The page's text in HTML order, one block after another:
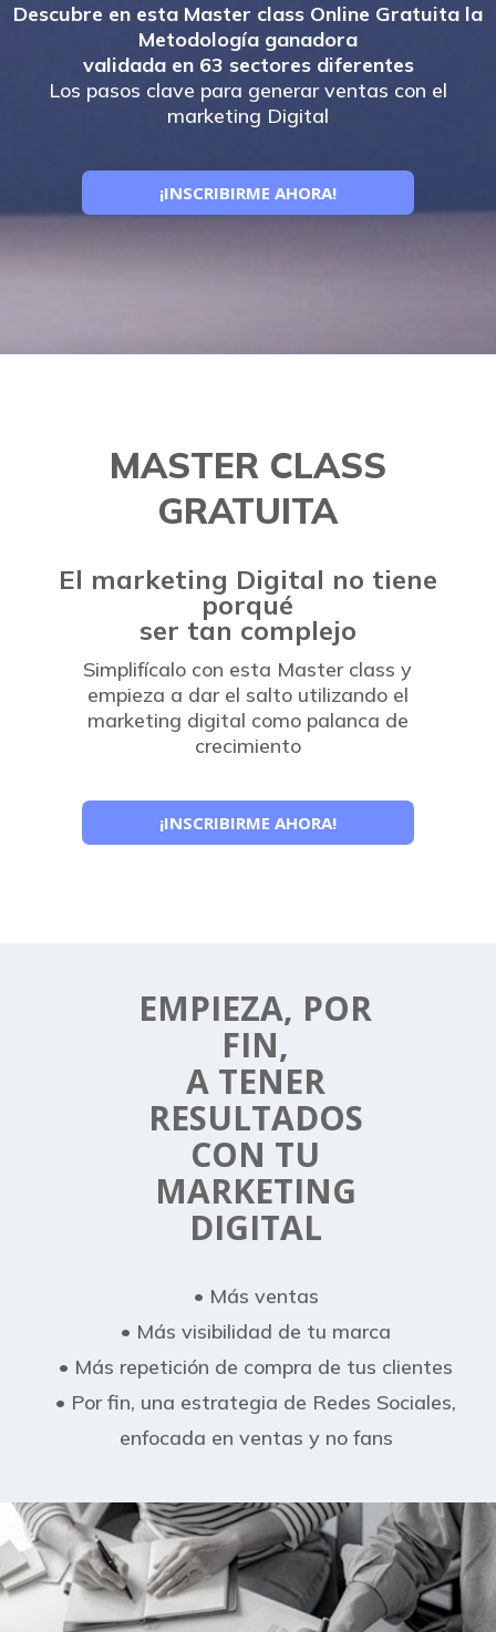
Descubre en esta Master class Online Gratuita la
Metodología ganadora
validada en 63 sectores diferentes
Los pasos clave para generar ventas con el
marketing Digital
¡INSCRIBIRME AHORA!
MASTER CLASS
GRATUITA
El marketing Digital no tiene
porqué
ser tan complejo
Simplifícalo con esta Master class y
empieza a dar el salto utilizando el
marketing digital como palanca de
crecimiento
¡INSCRIBIRME AHORA!
EMPIEZA, POR
FIN,
A TENER
RESULTADOS
CON TU
MARKETING
DIGITAL
• Más ventas
• Más visibilidad de tu marca
• Más repetición de compra de tus clientes
• Por fin, una estrategia de Redes Sociales,
enfocada en ventas y no fans